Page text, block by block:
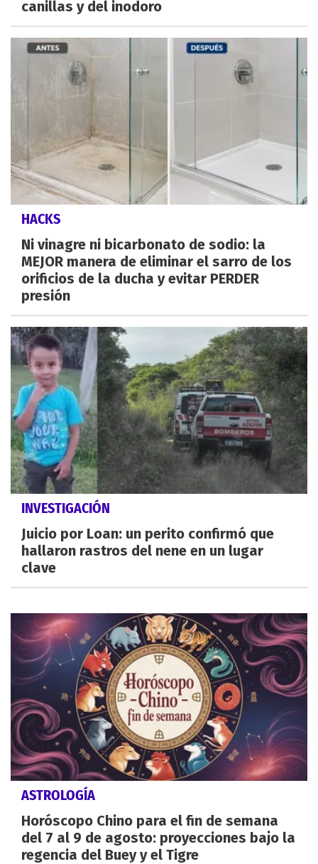
canillas y del inodoro
HACKS
Ni vinagre ni bicarbonato de sodio: la
MEJOR manera de eliminar el sarro de los
orificios de la ducha y evitar PERDER
presión
INVESTIGACIÓN
Juicio por Loan: un perito confirmó que
hallaron rastros del nene en un lugar
clave
ASTROLOGÍA
Horóscopo Chino para el fin de semana
del 7 al 9 de agosto: proyecciones bajo la
regencia del Buey y el Tigre